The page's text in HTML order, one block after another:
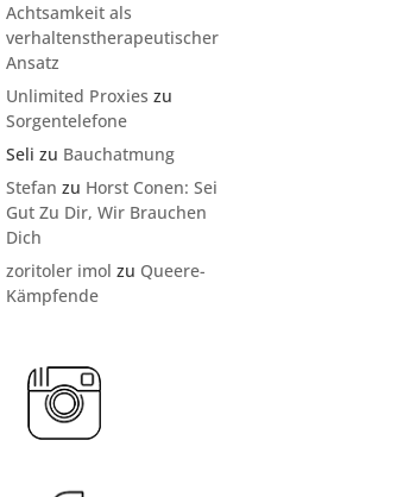
Achtsamkeit als
verhaltenstherapeutischer
Ansatz
Unlimited Proxies zu
Sorgentelefone
Seli zu Bauchatmung
Stefan zu Horst Conen: Sei
Gut Zu Dir, Wir Brauchen
Dich
zoritoler imol zu Queere-
Kämpfende